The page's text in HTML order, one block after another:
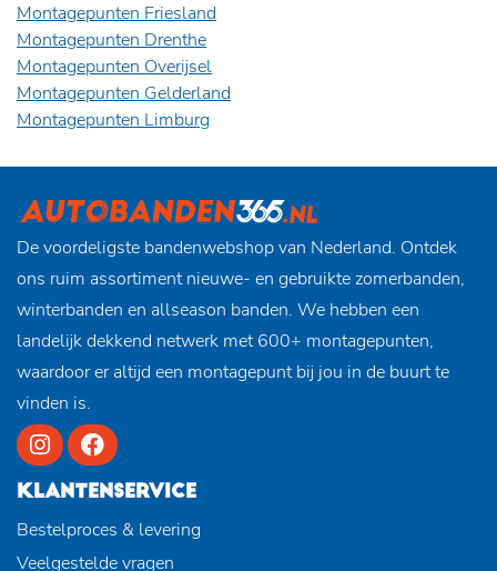
Montagepunten Friesland
Montagepunten Drenthe
Montagepunten Overijsel
Montagepunten Gelderland
Montagepunten Limburg
De voordeligste bandenwebshop van Nederland. Ontdek
ons ruim assortiment nieuwe- en gebruikte zomerbanden,
winterbanden en allseason banden. We hebben een
landelijk dekkend netwerk met 600+ montagepunten,
waardoor er altijd een montagepunt bij jou in de buurt te
vinden is.
KLANTENSERVICE
Bestelproces & levering
Veelgestelde vragen